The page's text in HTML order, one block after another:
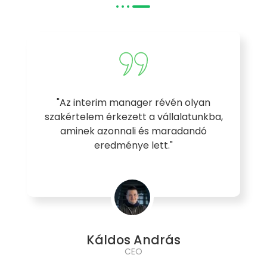
Káldos András
CEO
"Az interim manager révén olyan
szakértelem érkezett a vállalatunkba,
aminek azonnali és maradandó
eredménye lett."